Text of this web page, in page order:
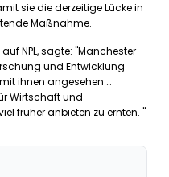
sie die derzeitige Lücke in
Maßnahme.
NPL, sagte: "Manchester
und Entwicklung
ihnen angesehen …
Wirtschaft und
früher anbieten zu ernten. "